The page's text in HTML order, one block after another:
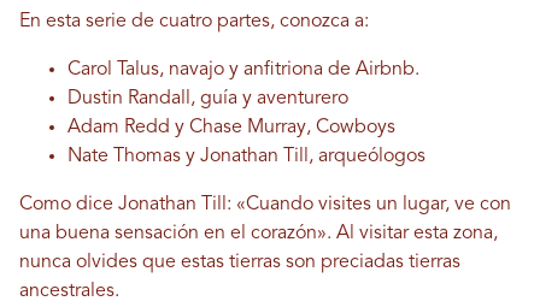
En esta serie de cuatro partes, conozca a:
Carol Talus, navajo y anfitriona de Airbnb.
Dustin Randall, guía y aventurero
Adam Redd y Chase Murray, Cowboys
Nate Thomas y Jonathan Till, arqueólogos
Como dice Jonathan Till: «Cuando visites un lugar, ve con
una buena sensación en el corazón». Al visitar esta zona,
nunca olvides que estas tierras son preciadas tierras
ancestrales.